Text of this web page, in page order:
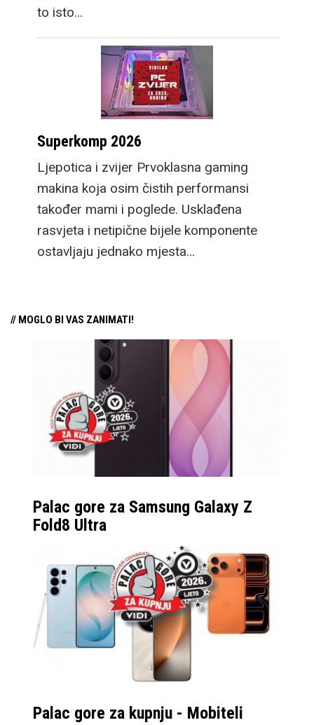
to isto…
Superkomp 2026
Ljepotica i zvijer Prvoklasna gaming
makina koja osim čistih performansi
također mami i poglede. Usklađena
rasvjeta i netipične bijele komponente
ostavljaju jednako mjesta…
// MOGLO BI VAS ZANIMATI!
Palac gore za Samsung Galaxy Z
Fold8 Ultra
Palac gore za kupnju - Mobiteli